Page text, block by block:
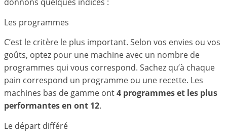
Les programmes
C’est le critère le plus important. Selon vos envies ou vos
goûts, optez pour une machine avec un nombre de
programmes qui vous correspond. Sachez qu’à chaque
pain correspond un programme ou une recette. Les
machines bas de gamme ont4 programmes et les plus
performantes en ont 12.
Le départ différé